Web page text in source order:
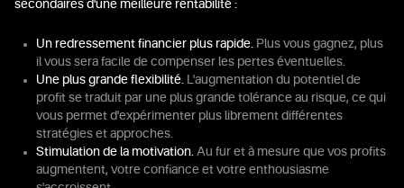
secondaires d'une meilleure rentabilité :
Un redressement financier plus rapide. Plus vous gagnez, plus
il vous sera facile de compenser les pertes éventuelles.
Une plus grande flexibilité. L'augmentation du potentiel de
profit se traduit par une plus grande tolérance au risque, ce qui
vous permet d'expérimenter plus librement différentes
stratégies et approches.
Stimulation de la motivation. Au fur et à mesure que vos profits
augmentent, votre confiance et votre enthousiasme